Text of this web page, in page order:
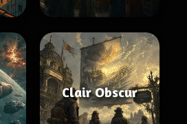
Clair Obscur